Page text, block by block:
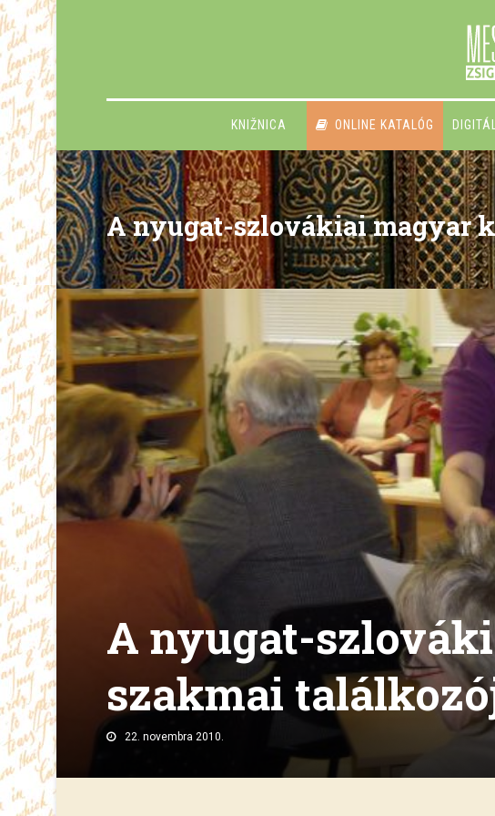
KNIŽNICA ONLINE KATALÓG
A nyugat-szlovákiai magyar
A nyugat-
szakmai
22. novembra 2010.